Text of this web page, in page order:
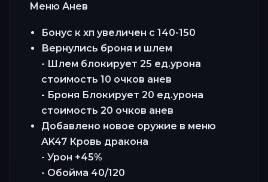
Меню Анев
Бонус к хп увеличен с 140-150
Вернулись броня и шлем
- Шлем блокирует 25 ед.урона
стоимость 10 очков анев
- Броня Блокирует 20 ед.урона
стоимость 20 очков анев
Добавлено новое оружие в меню
AK47 Кровь дракона
- Урон +45%
- Обойма 40/120